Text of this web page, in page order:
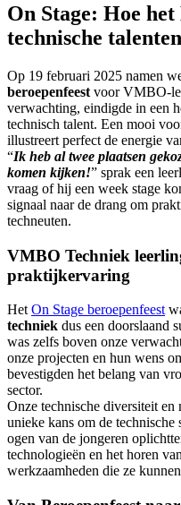
On Stage: Hoe het
technische
Op 19 februari 2025 namen
beroepenfeest voor VMBO-
verwachting, eindigde in een
technisch talent. Een mooi
illustreert perfect de energie
“Ik heb al twee plaatsen
komen kijken!” sprak een
vraag of hij een week stage
signaal naar de drang om
techneuten.
VMBO Techniek
praktijkervaring
Het On Stage beroepenfeest
techniek dus een doorslaand
was zelfs boven onze
onze projecten en hun wens
bevestigden het belang van
sector.
Onze technische diversiteit
unieke kans om de technische
ogen van de jongeren
technologieën en het horen
werkzaamheden die ze